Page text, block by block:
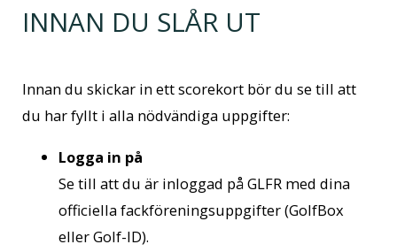
INNAN DU SLÅR UT
Innan du skickar in ett scorekort bör du se till att
du har fyllt i alla nödvändiga uppgifter:
Logga in på
Se till att du är inloggad på GLFR med dina
officiella fackföreningsuppgifter (GolfBox
eller Golf-ID).